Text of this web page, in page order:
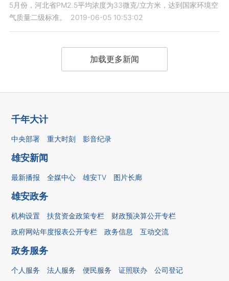
5月份，河北省PM2.5平均浓度为33微克/立方米，达到国家环境空
气质量二级标准。
2019-06-05 10:53:02
加载更多新闻
千年大计
中央部署 重大时刻 影音纪录
雄安新闻
最新播报 全媒中心 雄安TV 图片长廊
雄安政务
机构设置 扶贫资金政策专栏
财政预决算公开专栏
政府网站年度报表公开专栏
政务信息 互动交流
政务服务
个人服务 法人服务 便民服务 证照联办
公司登记